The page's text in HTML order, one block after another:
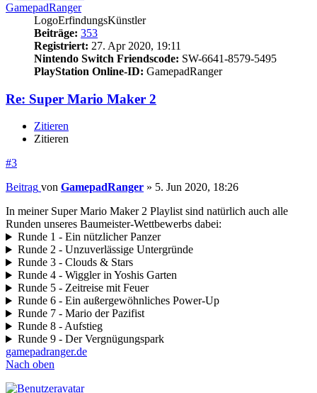
GamepadRanger
LogoErfindungsKünstler
Beiträge: 353
Registriert: 27. Apr 2020, 19:11
Nintendo Switch Friendscode: SW-6641-8579-5495
PlayStation Online-ID: GamepadRanger
Re: Super Mario Maker 2
Zitieren
Zitieren
#3
Beitrag von GamepadRanger » 5. Jun 2020, 18:26
In meiner Super Mario Maker 2 Playlist sind natürlich auch alle
Runden unseres Baumeister-Wettbewerbs dabei:
Runde 1 - Ein nützlicher Panzer
Runde 2 - Unzuverlässige Untergründe
Runde 3 - Clouds & Stars
Runde 4 - Wiggler in Yoshis Garten
Runde 5 - Zeitreise mit Feuer
Runde 6 - Ein außergewöhnliches Power-Up
Runde 7 - Mario der Pazifist
Runde 8 - Aufstieg
Runde 9 - Der Vergnügungspark
gamepadranger.de
Nach oben